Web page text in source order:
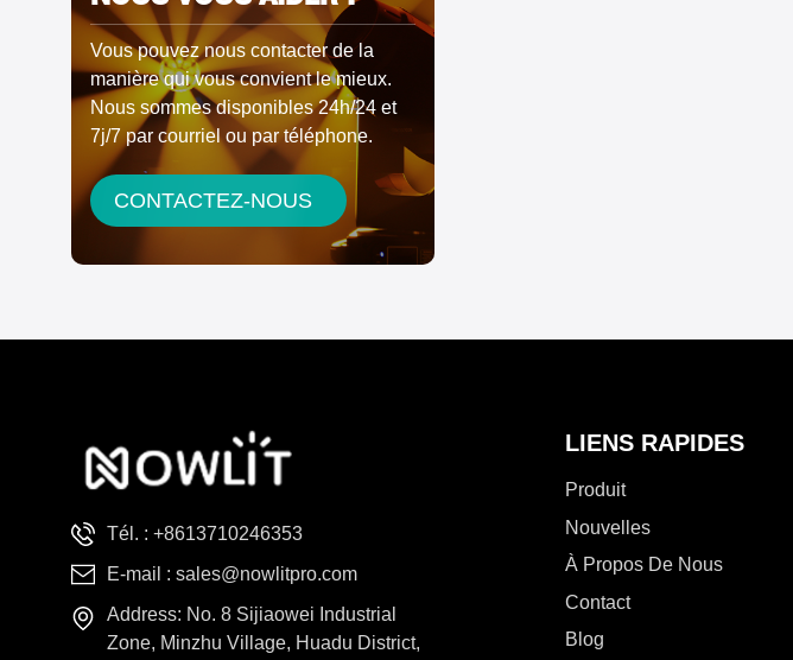
Vous pouvez nous contacter de la
manière qui vous convient le mieux.
Nous sommes disponibles 24h/24 et
7j/7 par courriel ou par téléphone.
CONTACTEZ-NOUS
Tél. :+8613710246353
E-mail :sales@nowlitpro.com
Address: No. 8 Sijiaowei Industrial
Zone, Minzhu Village, Huadu District,
LIENS RAPIDES
Produit
Nouvelles
À Propos De Nous
Contact
Blog